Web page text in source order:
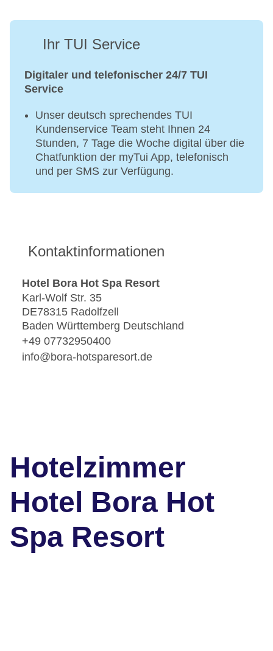
Ihr TUI Service
Digitaler und telefonischer 24/7 TUI
Service
Unser deutsch sprechendes TUI
Kundenservice Team steht Ihnen 24
Stunden, 7 Tage die Woche digital über die
Chatfunktion der myTui App, telefonisch
und per SMS zur Verfügung.
Kontaktinformationen
Hotel Bora Hot Spa Resort
Karl-Wolf Str. 35
DE78315 Radolfzell
Baden Württemberg Deutschland
+49 07732950400
info@bora-hotsparesort.de
Hotelzimmer
Hotel Bora Hot
Spa Resort